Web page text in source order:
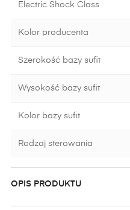
Electric Shock Class
Kolor producenta
Szerokość bazy sufit
Wysokość bazy sufit
Kolor bazy sufit
Rodzaj sterowania
OPIS PRODUKTU